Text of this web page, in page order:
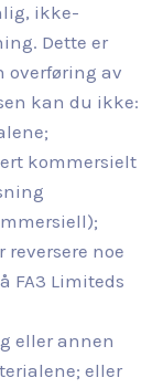
ikke-
Dette er
overføring av
kan du ikke:
kommersielt
reversere noe
FA3 Limiteds
eller annen
eller